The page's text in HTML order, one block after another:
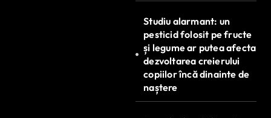
Studiu alarmant: un
pesticid folosit pe fructe
și legume ar putea afecta
dezvoltarea creierului
copiilor încă dinainte de
naștere